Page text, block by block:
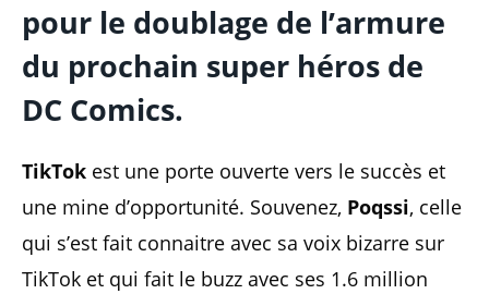
pour le doublage de l’armure
du prochain super héros de
DC Comics.
TikTok est une porte ouverte vers le succès et
une mine d’opportunité. Souvenez, Poqssi, celle
qui s’est fait connaitre avec sa voix bizarre sur
TikTok et qui fait le buzz avec ses 1.6 million